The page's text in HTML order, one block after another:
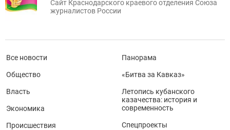
Сайт Краснодарского краевого отделения Союза
журналистов России
Все новости
Общество
Власть
Экономика
Происшествия
Панорама
«Битва за Кавказ»
Летопись кубанского
казачества: история и
современность
Спецпроекты